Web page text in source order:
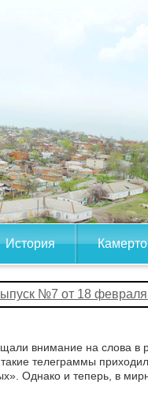
История
№7 от 18
внимание на слова в
телеграммы
Однако и теперь, в